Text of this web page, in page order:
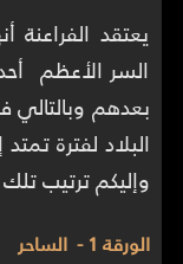
يعتقد
السر الأعظم
بعدهم
وإليكم ترتيب
الورقة 1 - الساحر